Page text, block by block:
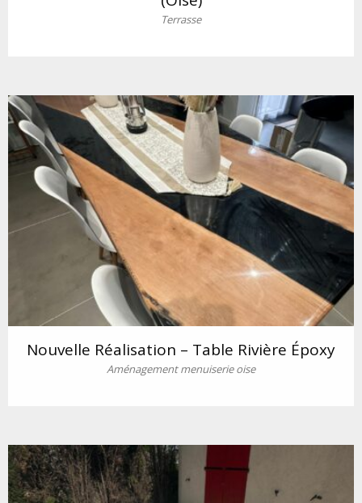
Terrasse
Nouvelle Réalisation – Table Rivière Époxy
Aménagement menuiserie oise